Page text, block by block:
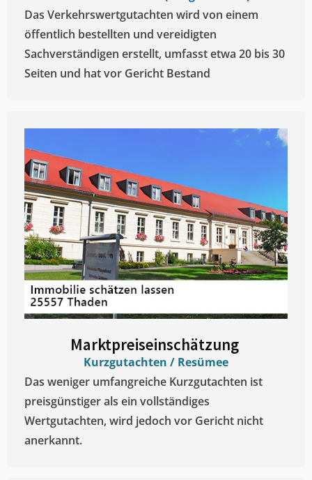
Das Verkehrswertgutachten wird von einem
öffentlich bestellten und vereidigten
Sachverständigen erstellt, umfasst etwa 20 bis 30
Seiten und hat vor Gericht Bestand
Marktpreiseinschätzung ​
Kurzgutachten / Resümee
Das weniger umfangreiche Kurzgutachten ist
preisgünstiger als ein vollständiges
Wertgutachten, wird jedoch vor Gericht nicht
anerkannt.